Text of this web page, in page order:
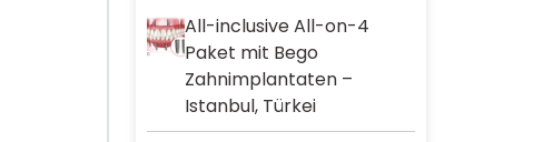
All-inclusive All-on-4
Paket mit Bego
Zahnimplantaten –
Istanbul, Türkei